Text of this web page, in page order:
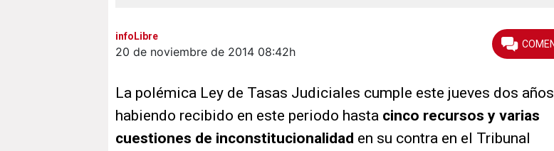
infoLibre
20 de noviembre de 2014 08:42h
La polémica Ley de Tasas Judiciales cumple este jueves dos años
habiendo recibido en este periodo hasta cinco recursos y varias
cuestiones de inconstitucionalidad en su contra en el Tribunal